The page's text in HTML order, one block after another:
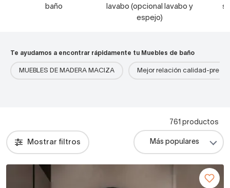
baño
lavabo (opcional lavabo y
espejo)
Te ayudamos a encontrar rápidamente tu Muebles de baño
MUEBLES DE MADERA MACIZA Mejor relación calidad-precio
Mostrar filtros
761 productos